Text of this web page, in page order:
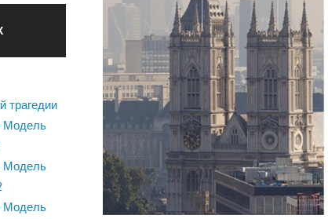
трагедии
Модель
Модель
Модель